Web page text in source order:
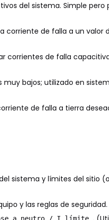
del sistema. Simple pero
corriente de falla a un valor
corrientes de falla
bajos; utilizado en
de falla a tierra
sistema y límites del sitio
y las reglas de seguridad.